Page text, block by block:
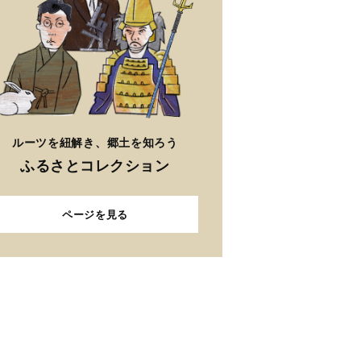
ルーツを紐解き、郷土を知ろう
ふるさとコレクション
ページを見る